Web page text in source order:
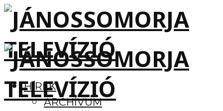
HÍREK
ARCHÍVUM